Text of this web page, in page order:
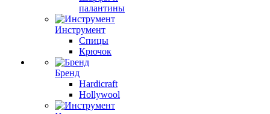
палантины
Инструмент
Спицы
Крючок
Бренд
Hardicraft
Hollywool